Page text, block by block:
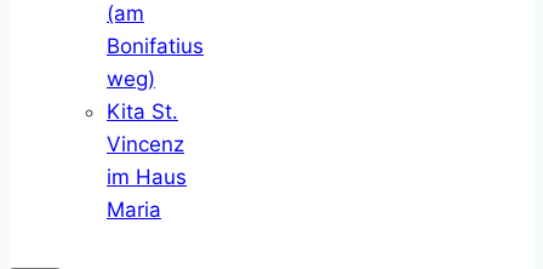
(am
Bonifatius
weg)
Kita St.
Vincenz
im Haus
Maria